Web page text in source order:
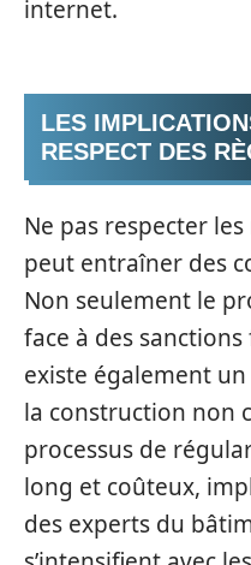
internet.
LES
RESPECT DES
Ne pas respecter les
peut entraîner des
Non seulement le
face à des
existe également
la construction non
processus de
long et coûteux,
des experts du